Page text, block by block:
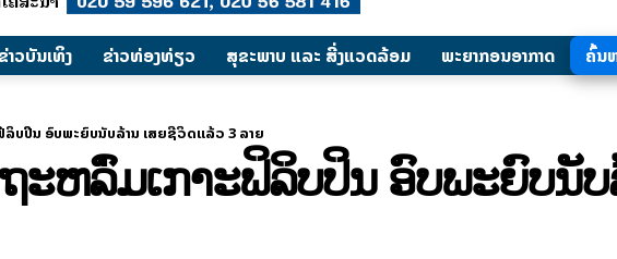
າວບັນເທິງ ​ຂ່າວທ່ອງທ່ຽວ ສຸຂະພາບ ແລະ ສີ່ງແວດລ້ອມ ພະຍາກອນອາກາດ ຄົ້ນ
ລິບປິນ ອົບພະຍົບນັບລ້ານ ເສຍຊີວິດແລ້ວ 3 ລາຍ
ະຫລົ່ມເກາະຟິລິບປິນ ອົບພະຍົບນັບ